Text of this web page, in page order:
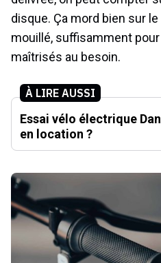
disque. Ça mord bien sur
mouillé, suffisamment
maîtrisés au besoin.
À LIRE AUSSI
Essai vélo électrique
en location ?